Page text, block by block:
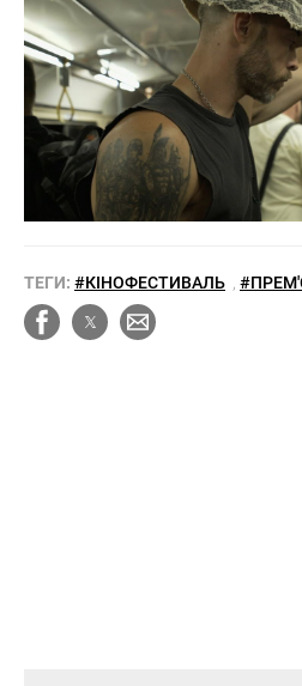
ТЕГИ: #КІНОФЕСТИВАЛЬ ,